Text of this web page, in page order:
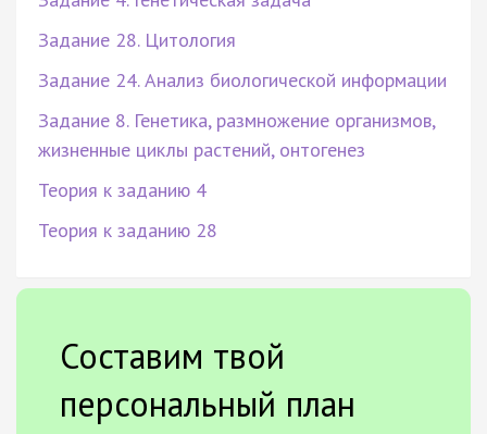
Задание 28. Цитология
Задание 24. Анализ биологической информации
Задание 8. Генетика, размножение организмов,
жизненные циклы растений, онтогенез
Теория к заданию 4
Теория к заданию 28
Составим твой
персональный план